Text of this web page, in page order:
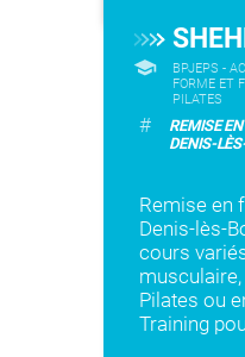
BPJEPS -
FORME ET
PILATES
#
REMISE
DENIS-
Remise en
Denis-lès-
cours
Pilates ou
Training